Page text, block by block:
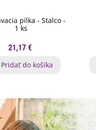
pílka - Stalco -
1 ks
21,17 €
Pridať do košíka